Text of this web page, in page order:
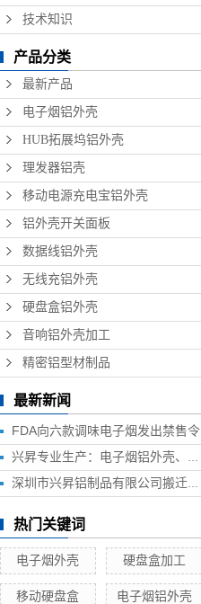
技术知识
产品分类
最新产品
电子烟铝外壳
HUB拓展坞铝外壳
理发器铝壳
移动电源充电宝铝外壳
铝外壳开关面板
数据线铝外壳
无线充铝外壳
硬盘盒铝外壳
音响铝外壳加工
精密铝型材制品
最新新闻
FDA向六款调味电子烟发出禁售令
兴昇专业生产：电子烟铝外壳、电子烟外壳、HUB铝外壳、移动电源外壳、无线充铝外壳等铝制品外壳
深圳市兴昇铝制品有限公司搬迁联络函
热门关键词
电子烟外壳 硬盘盒加工
移动硬盘盒 电子烟铝外壳